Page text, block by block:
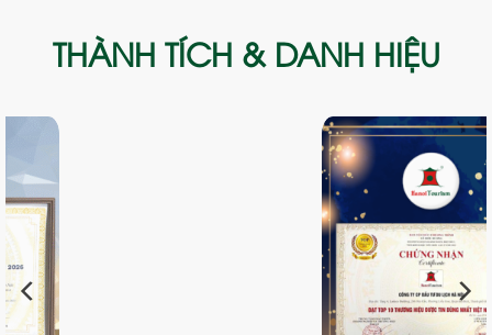
THÀNH TÍCH & DANH HIỆU